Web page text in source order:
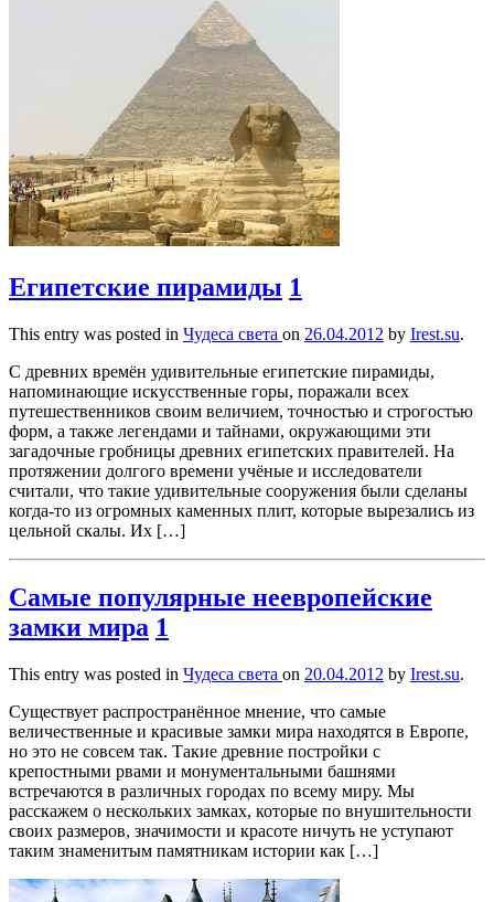
Египетские пирамиды 1
This entry was posted in Чудеса света on 26.04.2012 by Irest.su.
С древних времён удивительные египетские пирамиды,
напоминающие искусственные горы, поражали всех
путешественников своим величием, точностью и строгостью
форм, а также легендами и тайнами, окружающими эти
загадочные гробницы древних египетских правителей. На
протяжении долгого времени учёные и исследователи
считали, что такие удивительные сооружения были сделаны
когда-то из огромных каменных плит, которые вырезались из
цельной скалы. Их […]
Самые популярные неевропейские
замки мира 1
This entry was posted in Чудеса света on 20.04.2012 by Irest.su.
Существует распространённое мнение, что самые
величественные и красивые замки мира находятся в Европе,
но это не совсем так. Такие древние постройки с
крепостными рвами и монументальными башнями
встречаются в различных городах по всему миру. Мы
расскажем о нескольких замках, которые по внушительности
своих размеров, значимости и красоте ничуть не уступают
таким знаменитым памятникам истории как […]